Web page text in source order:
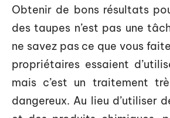
Obtenir de bons résultats
des taupes n’est pas une
ne savez pas ce que vous
propriétaires essaient
mais c’est un traitement
dangereux. Au lieu d’utiliser